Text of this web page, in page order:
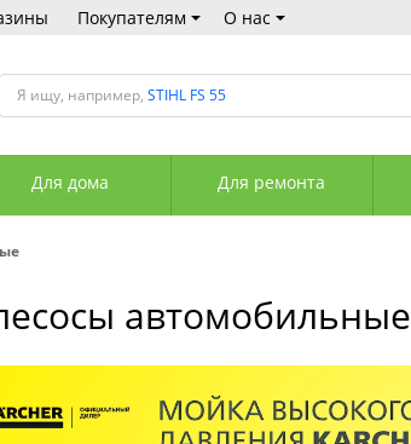
Покупателям О нас
Я ищу, например, STIHL FS 55
Для дома Для ремонта
автомобильные